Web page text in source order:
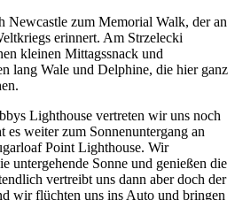
Newcastle zum Memorial Walk, der an
erinnert. Am Strzelecki
kleinen Mittagssnack und
lang Wale und Delphine, die hier ganz
Lighthouse vertreten wir uns noch
es weiter zum Sonnenuntergang an
Point Lighthouse. Wir
untergehende Sonne und genießen die
vertreibt uns dann aber doch der
wir flüchten uns ins Auto und bringen